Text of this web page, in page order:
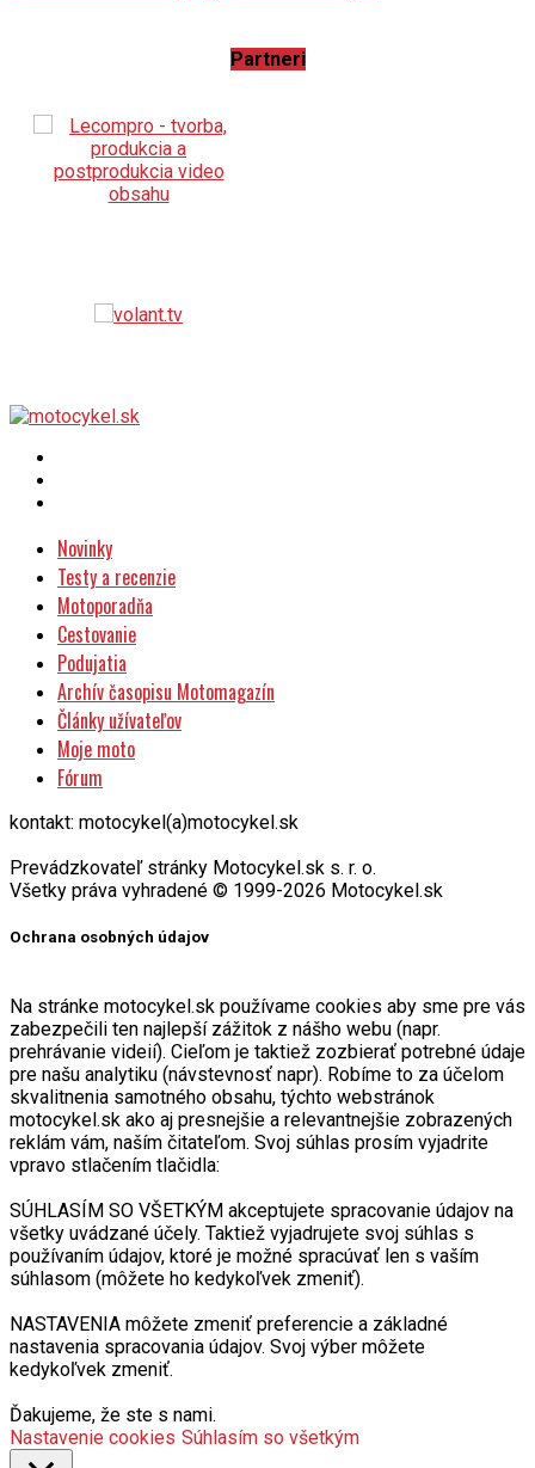
Partneri
Novinky
Testy a recenzie
Motoporadňa
Cestovanie
Podujatia
Archív časopisu Motomagazín
Články užívateľov
Moje moto
Fórum
kontakt: motocykel(a)motocykel.sk
Prevádzkovateľ stránky Motocykel.sk s. r. o.
Všetky práva vyhradené © 1999-2026 Motocykel.sk
Ochrana osobných údajov
Na stránke motocykel.sk používame cookies aby sme pre vás
zabezpečili ten najlepší zážitok z nášho webu (napr.
prehrávanie videií). Cieľom je taktiež zozbierať potrebné údaje
pre našu analytiku (návstevnosť napr). Robíme to za účelom
skvalitnenia samotného obsahu, týchto webstránok
motocykel.sk ako aj presnejšie a relevantnejšie zobrazených
reklám vám, naším čitateľom. Svoj súhlas prosím vyjadrite
vpravo stlačením tlačidla:
SÚHLASÍM SO VŠETKÝM akceptujete spracovanie údajov na
všetky uvádzané účely. Taktiež vyjadrujete svoj súhlas s
používaním údajov, ktoré je možné spracúvať len s vaším
súhlasom (môžete ho kedykoľvek zmeniť).
NASTAVENIA môžete zmeniť preferencie a základné
nastavenia spracovania údajov. Svoj výber môžete
kedykoľvek zmeniť.
Ďakujeme, že ste s nami.
Nastavenie cookies Súhlasím so všetkým